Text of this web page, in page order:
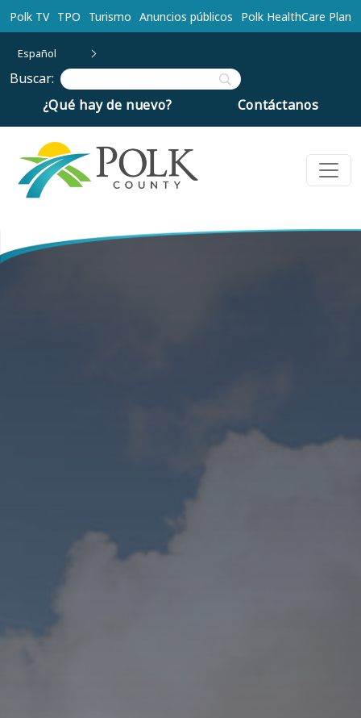
Ir al contenido principal
Polk TV TPO Turismo Anuncios públicos Polk HealthCare Plan
Español
Buscar:
¿Qué hay de nuevo?
Contáctanos